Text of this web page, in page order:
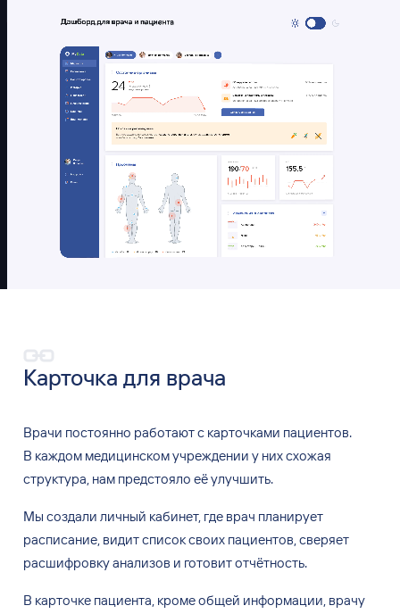
Карточка для врача
Врачи постоянно работают с карточками пациентов.
В каждом медицинском учреждении у них схожая
структура, нам предстояло еёулучшить.
Мы создали личный кабинет, где врач планирует
расписание, видит список своих пациентов, сверяет
расшифровку анализов и готовит отчётность.
В карточке пациента, кроме общей информации, врачу